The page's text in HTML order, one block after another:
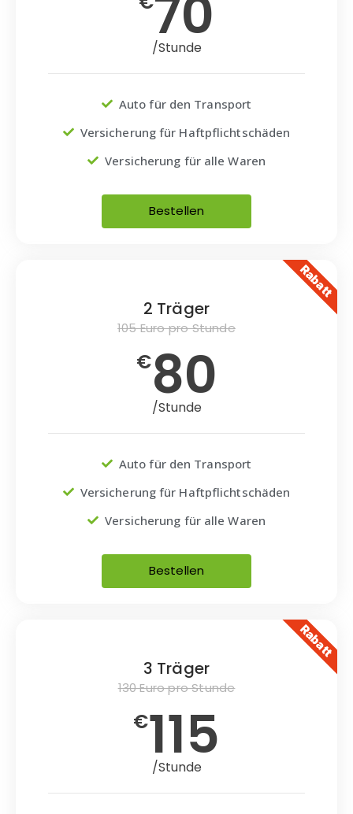
70
/Stunde
Auto für den Transport
Versicherung für Haftpflichtschäden
Versicherung für alle Waren
Bestellen
2 Träger
105 Euro pro Stunde
€80
/Stunde
Auto für den Transport
Versicherung für Haftpflichtschäden
Versicherung für alle Waren
Bestellen
Rabatt
3 Träger
130 Euro pro Stunde
€115
/Stunde
Rabatt